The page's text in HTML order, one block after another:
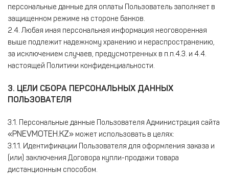
персональные данные для оплаты Пользователь заполняет в
защищенном режиме на стороне банков.
2.4. Любая иная персональная информация неоговоренная
выше подлежит надежному хранению и нераспространению,
за исключением случаев, предусмотренных в п.п.4.3. и 4.4.
настоящей Политики конфиденциальности.
3. ЦЕЛИ СБОРА ПЕРСОНАЛЬНЫХ ДАННЫХ
ПОЛЬЗОВАТЕЛЯ
3.1. Персональные данные Пользователя Администрация сайта
«PNEVMOTEH.KZ» может использовать в целях:
3.1.1. Идентификации Пользователя для оформления заказа и
(или) заключения Договора купли-продажи товара
дистанционным способом.